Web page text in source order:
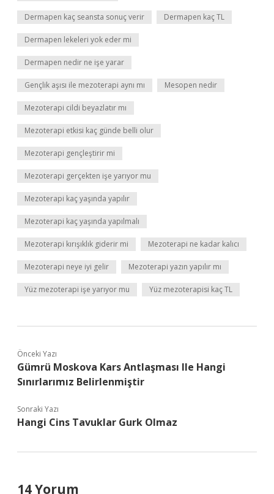
Dermapen kaç seansta sonuç verir Dermapen kaç TL
Dermapen lekeleri yok eder mi
Dermapen nedir ne işe yarar
Gençlik aşısı ile mezoterapi aynı mı Mesopen nedir
Mezoterapi cildi beyazlatır mı
Mezoterapi etkisi kaç günde belli olur
Mezoterapi gençleştirir mi
Mezoterapi gerçekten işe yarıyor mu
Mezoterapi kaç yaşında yapılır
Mezoterapi kaç yaşında yapılmalı
Mezoterapi kırışıklık giderir mi Mezoterapi ne kadar kalıcı
Mezoterapi neye iyi gelir Mezoterapi yazın yapılır mı
Yüz mezoterapi işe yarıyor mu Yüz mezoterapisi kaç TL
Önceki Yazı
Gümrü Moskova Kars Antlaşması Ile Hangi
Sınırlarımız Belirlenmiştir
Sonraki Yazı
Hangi Cins Tavuklar Gurk Olmaz
14 Yorum